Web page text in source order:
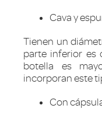
Cava y
Tienen un
parte inferior es
botella es
incorporan este
Con